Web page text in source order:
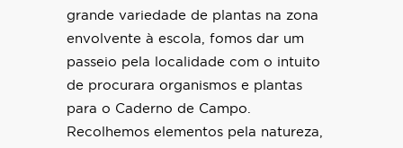
grande variedade de plantas na zona
envolvente à escola, fomos dar um
passeio pela localidade com o intuito
de procurara organismos e plantas
para o Caderno de Campo.
Recolhemos elementos pela natureza,